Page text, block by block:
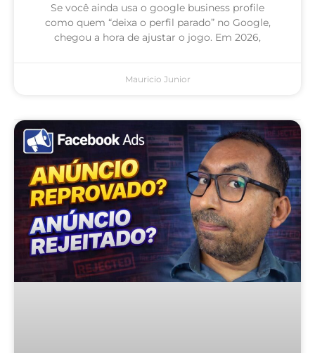
Se você ainda usa o google business profile
como quem “deixa o perfil parado” no Google,
chegou a hora de ajustar o jogo. Em 2026,
Mauricio Junior